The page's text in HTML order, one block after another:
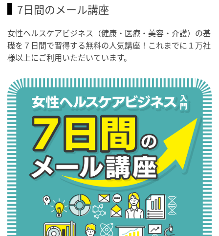
7日間のメール講座
女性ヘルスケアビジネス（健康・医療・美容・介護）の基
礎を７日間で習得する無料の人気講座！これまでに１万社
様以上にご利用いただいています。